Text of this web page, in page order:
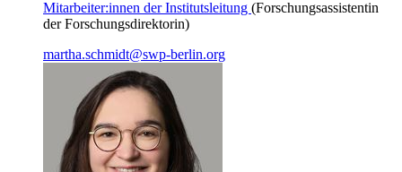
Mitarbeiter:innen der Institutsleitung (Forschungsassistentin
der Forschungsdirektorin)
martha.schmidt@swp-berlin.org